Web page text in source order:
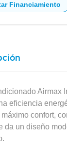
Financiamiento
Airmax
eficiencia
confort,
da un diseño